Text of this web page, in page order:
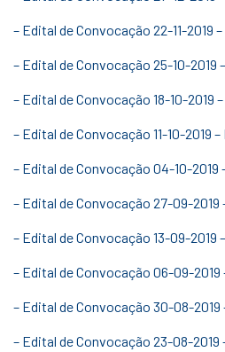
– Edital de Convocação 22-11-2019
– Edital de Convocação 25-10-2019
– Edital de Convocação 18-10-2019
– Edital de Convocação 11-10-2019
– Edital de Convocação 04-10-2019
– Edital de Convocação 27-09-2019
– Edital de Convocação 13-09-2019
– Edital de Convocação 06-09-2019
– Edital de Convocação 30-08-2019
– Edital de Convocação 23-08-2019